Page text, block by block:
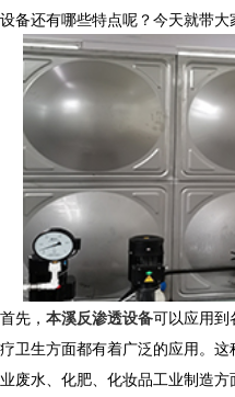
设备还有哪些特点呢？今天就带大
首先， 本溪反渗透设备可以应用到
疗卫生方面都有着广泛的应用。
业废水、化肥、化妆品工业制造方